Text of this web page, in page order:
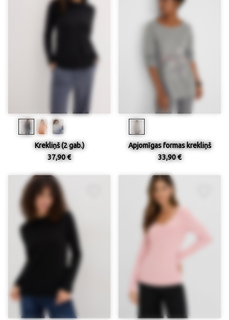
Krekliņš (2 gab.)
37,90 €
Apjomīgas formas krekliņš
33,90 €